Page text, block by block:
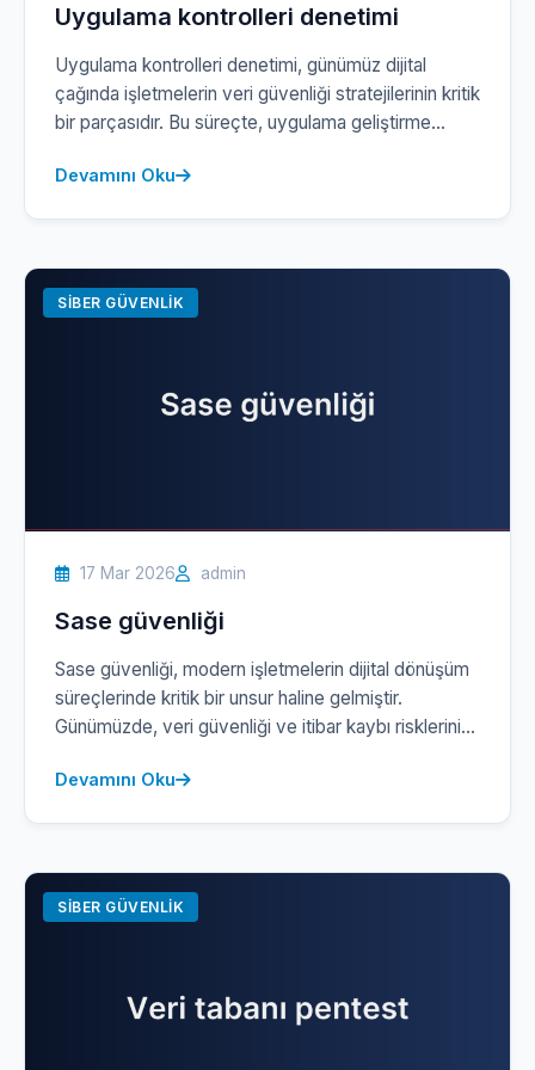
Uygulama kontrolleri denetimi
Uygulama kontrolleri denetimi, günümüz dijital
çağında işletmelerin veri güvenliği stratejilerinin kritik
bir parçasıdır. Bu süreçte, uygulama geliştirme
titizlikle analiz ediyoruz. Kullanıcı verilerine karşı
hem de işletmenizin itibarı açısından hayati
derecede önemlidir. Uygulama kontrollerinin
kapsamlı bir şekilde denetlenmesi, yalnızca teknik
Devamını Oku
SIBER GÜVENLIK
17 Mar 2026 admin
Sase güvenliği
Sase güvenliği, modern işletmelerin dijital dönüşüm
süreçlerinde kritik bir unsur haline gelmiştir.
Günümüzde, veri güvenliği ve itibar kaybı risklerini
savunma mekanizması oluşturmak şarttır. Sase
bir şekilde bağlantı kurmalarını sağlar. Biz, Siber
Güvenlik Hizmeti […]
Devamını Oku
SIBER GÜVENLIK